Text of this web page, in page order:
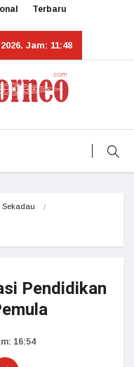
Terbaru
Jam: 11:48
Sekadau
Pendidikan
16:54